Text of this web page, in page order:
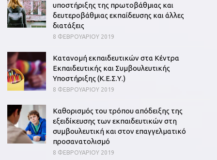
υποστήριξης της πρωτοβάθμιας και
δευτεροβάθμιας εκπαίδευσης και άλλες
διατάξεις
8 ΦΕΒΡΟΥΑΡΊΟΥ 2019
Κατανομή εκπαιδευτικών στα Κέντρα
Εκπαιδευτικής και Συμβουλευτικής
Υποστήριξης (Κ.Ε.Σ.Υ.)
8 ΦΕΒΡΟΥΑΡΊΟΥ 2019
Καθορισμός του τρόπου απόδειξης της
εξειδίκευσης των εκπαιδευτικών στη
συμβουλευτική και στον επαγγελματικό
προσανατολισμό
8 ΦΕΒΡΟΥΑΡΊΟΥ 2019